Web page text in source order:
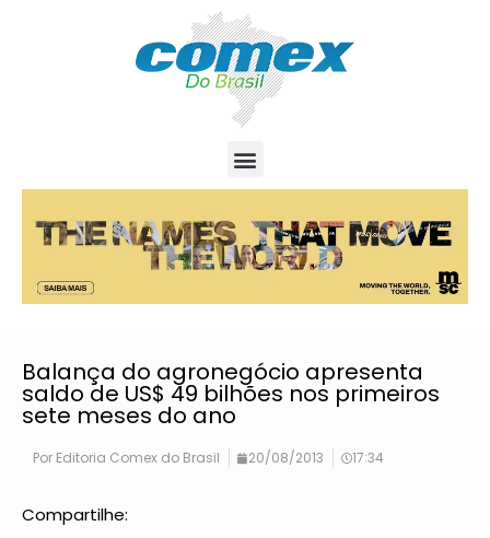
Balança do agronegócio apresenta
saldo de US$ 49 bilhões nos primeiros
sete meses do ano
Por Editoria Comex do Brasil 20/08/2013 17:34
Compartilhe: